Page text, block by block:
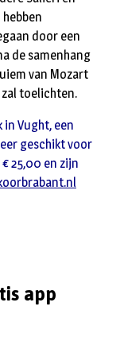
door een
de samenhang
van Mozart
toelichten.
Vught, een
geschikt voor
25,00 en zijn
app